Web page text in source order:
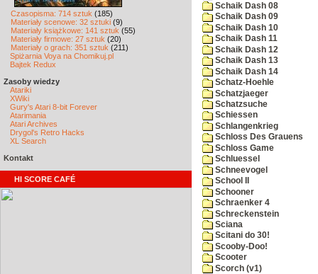
Czasopisma: 714 sztuk (185)
Materiały scenowe: 32 sztuki (9)
Materiały książkowe: 141 sztuk (55)
Materiały firmowe: 27 sztuk (20)
Materiały o grach: 351 sztuk (211)
Spiżarnia Voya na Chomikuj.pl
Bajtek Redux
Zasoby wiedzy
Atariki
XWiki
Gury's Atari 8-bit Forever
Atarimania
Atari Archives
Drygol's Retro Hacks
XL Search
Kontakt
HI SCORE CAFÉ
Schaik Dash 08
Schaik Dash 09
Schaik Dash 10
Schaik Dash 11
Schaik Dash 12
Schaik Dash 13
Schaik Dash 14
Schatz-Hoehle
Schatzjaeger
Schatzsuche
Schiessen
Schlangenkrieg
Schloss Des Grauens
Schloss Game
Schluessel
Schneevogel
School II
Schooner
Schraenker 4
Schreckenstein
Sciana
Scitani do 30!
Scooby-Doo!
Scooter
Scorch (v1)